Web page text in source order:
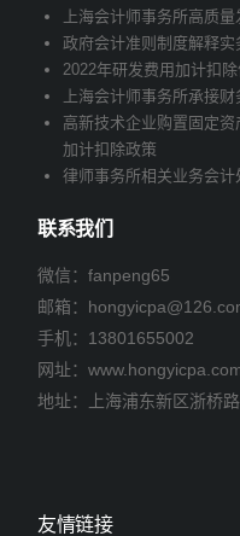
上海会计师事务所高质
政府会计准则制度解释实
2022年研发费用加计扣
上海会计师事务所承接
高新技术企业购置固定
加计扣除政策
律师事务所相关业务会计
联系我们
微信：fanpeng65
邮箱：
手机： 13801655002
网址：
地址：上海浦东新区浙桥
友情链接